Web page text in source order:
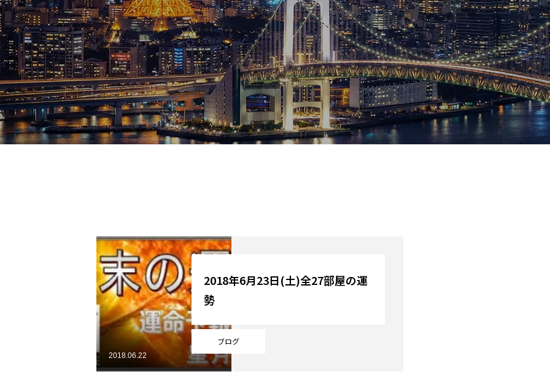
スポーツ 競馬 社会
テニス四大大会・五輪
テニス四大大会・五輪
YouTube
Online Store
ブログ
2018年6月23日(土)全27部屋の運
勢
2018.06.22